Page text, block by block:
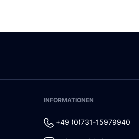
INFORMATIONEN
+49 (0)731-15979940